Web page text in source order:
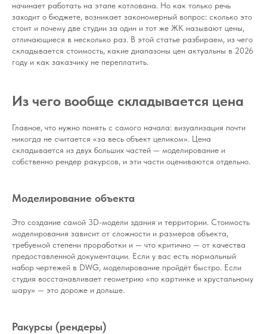
начинает работать на этапе котлована. Но как только речь
заходит о бюджете, возникает закономерный вопрос: сколько это
стоит и почему две студии за один и тот же ЖК называют цены,
отличающиеся в несколько раз. В этой статье разбираем, из чего
складывается стоимость, какие диапазоны цен актуальны в 2026
году и как заказчику не переплатить.
Из чего вообще складывается цена
Главное, что нужно понять с самого начала: визуализация почти
никогда не считается «за весь объект целиком». Цена
складывается из двух больших частей — моделирование и
собственно рендер ракурсов, и эти части оцениваются отдельно.
Моделирование объекта
Это создание самой 3D-модели здания и территории. Стоимость
моделирования зависит от сложности и размеров объекта,
требуемой степени проработки и — что критично — от качества
предоставленной документации. Если у вас есть нормальный
набор чертежей в DWG, моделирование пройдёт быстро. Если
студия восстанавливает геометрию «по картинке и хрустальному
шару» — это дороже и дольше.
Ракурсы (рендеры)